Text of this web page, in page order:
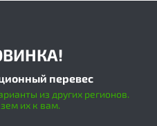
перевес
из других регионов.
их к вам.